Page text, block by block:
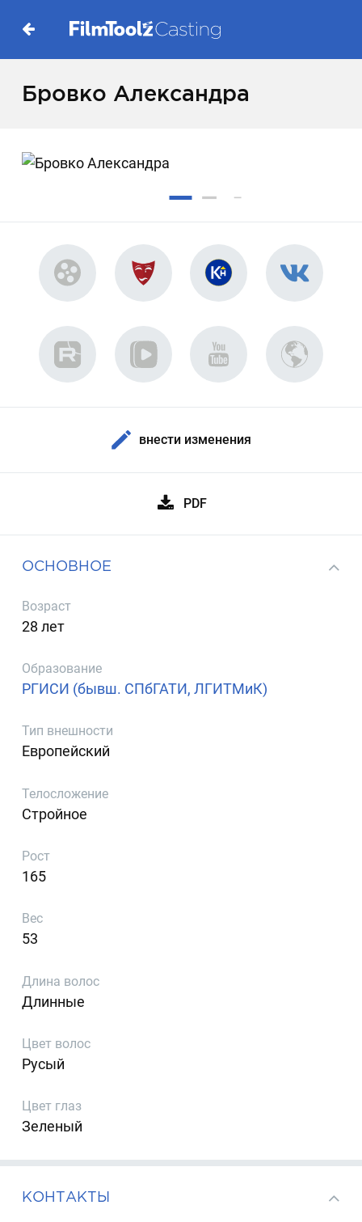
Бровко Александра
внести изменения
PDF
ОСНОВНОЕ
Возраст
28 лет
Образование
РГИСИ (бывш. СПбГАТИ, ЛГИТМиК)
Тип внешности
Европейский
Телосложение
Стройное
Рост
165
Вес
53
Длина волос
Длинные
Цвет волос
Русый
Цвет глаз
Зеленый
КОНТАКТЫ